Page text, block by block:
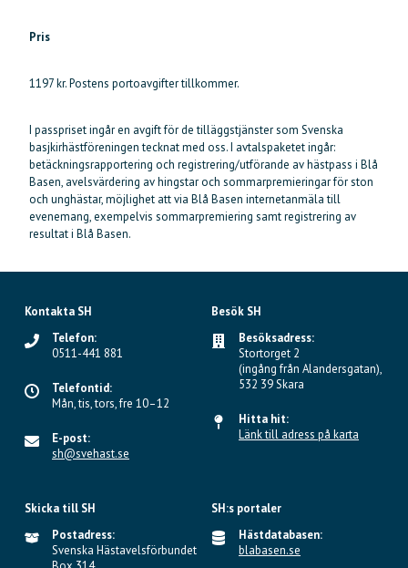
Pris
1197 kr. Postens portoavgifter tillkommer.
I passpriset ingår en avgift för de tilläggstjänster som Svenska
basjkirhästföreningen tecknat med oss. I avtalspaketet ingår:
betäckningsrapportering och registrering/utförande av hästpass i Blå
Basen, avelsvärdering av hingstar och sommarpremieringar för ston
och unghästar, möjlighet att via Blå Basen internetanmäla till
evenemang, exempelvis sommarpremiering samt registrering av
resultat i Blå Basen.
Kontakta SH
Telefon:
0511-441 881
Telefontid:
Mån, tis, tors, fre 10–12
E-post:
sh@svehast.se
Besök SH
Besöksadress:
Stortorget 2
(ingång från Alandersgatan),
532 39 Skara
Hitta hit:
Länk till adress på karta
Skicka till SH
Postadress:
Svenska Hästavelsförbundet
SH:s portaler
Hästdatabasen:
blabasen.se